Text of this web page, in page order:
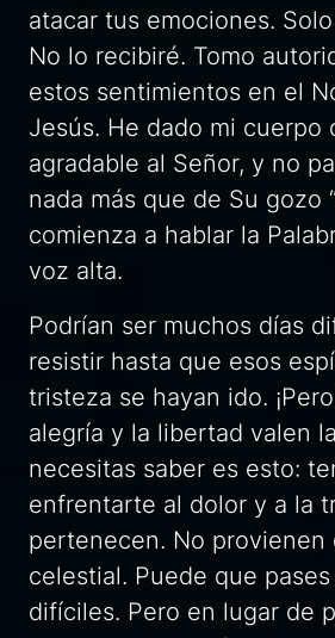
atacar tus emociones.
No lo recibiré. Tomo
estos sentimientos en el
Jesús. He dado mi cuerpo
agradable al Señor, y no
nada más que de Su gozo
comienza a hablar la
voz alta.
Podrían ser muchos días
resistir hasta que esos
tristeza se hayan ido.
alegría y la libertad valen
necesitas saber es esto:
enfrentarte al dolor y a la
pertenecen. No provienen
celestial. Puede que
difíciles. Pero en lugar de